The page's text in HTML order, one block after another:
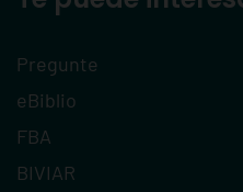
Pregunte
eBiblio
FBA
BIVIAR